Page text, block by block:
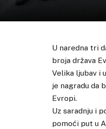
U naredna tri
broja država
Velika ljubav i
je nagradu da
Evropi.
Uz saradnju i
pomoći put u